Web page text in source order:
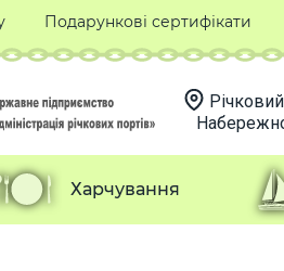
Подарункові сертифікати
Харчування